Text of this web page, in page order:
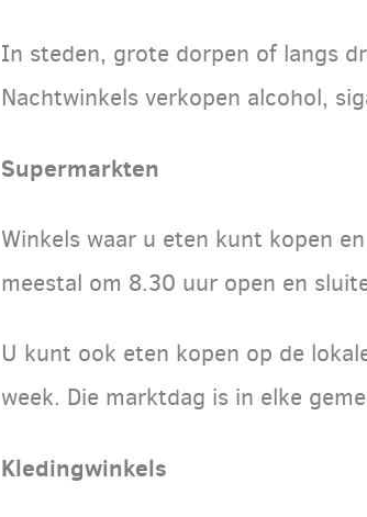
In steden, grote dorpen of langs
Nachtwinkels verkopen alcohol,
Supermarkten
Winkels waar u eten kunt kopen
meestal om 8.30 uur open en
U kunt ook eten kopen op de
week. Die marktdag is in elke
Kledingwinkels